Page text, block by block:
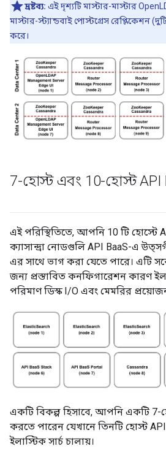
দ্রষ্টব্য: এই দৃশ্যটি মাস্টার-মাস্টার
মাস্টার-স্ট্যান্ডবাই পোস্টগ্রেস রেপ্লিকেশন
করে।
7-হোস্ট এবং 10-হোস্ট API
এই পরিস্থিতিতে, আপনি 10 টি হোস্টে
ক্যাসান্দ্রা নোডগুলি API BaaS-এ
এর সাথে ভাগ করা যেতে পারে। এটি
জন্য প্রস্তাবিত কনফিগারেশন কারণ
পরিমাণ ডিস্ক I/O এবং মেমরির
একটি বিকল্প হিসাবে, আপনি একটি
করতে পারেন যেখানে তিনটি হোস্ট
ইলাস্টিক সার্চ চালায়।